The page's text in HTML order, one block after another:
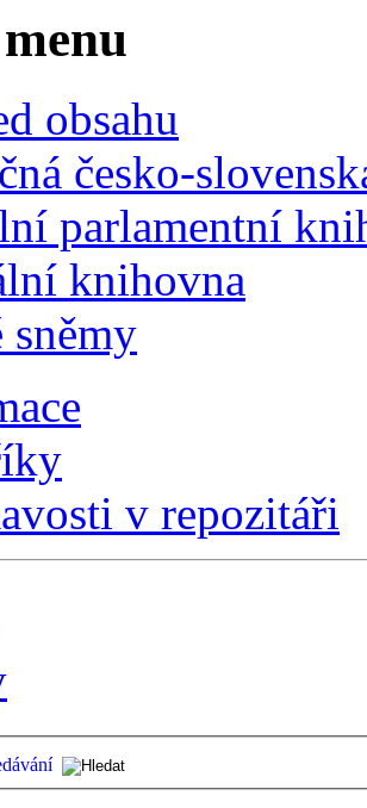
obsahu
česko-
parlamentní
knihovna
sněmy
v repozitáři